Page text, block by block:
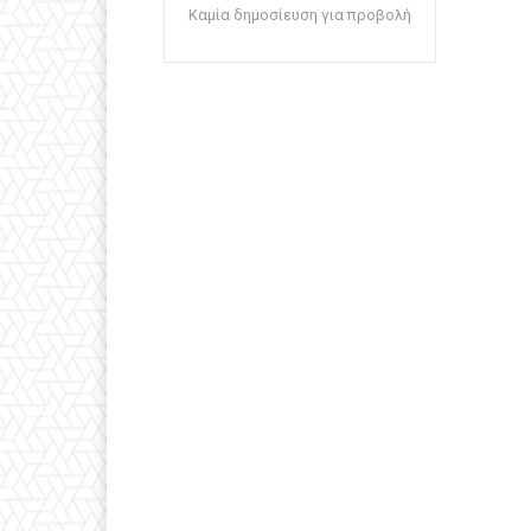
Καμία δημοσίευση για προβολή